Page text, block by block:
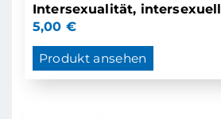
Intersexualität, intersexuell
5,00 €
Produkt ansehen